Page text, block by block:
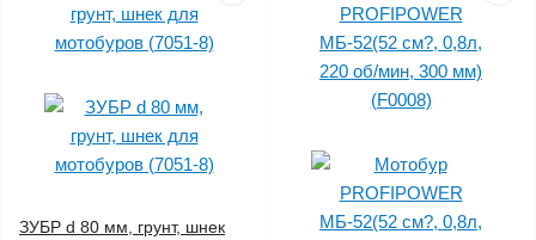
ЗУБР d 80 мм, грунт, шнек